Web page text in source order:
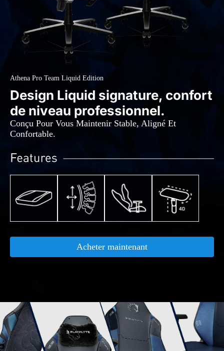
Athena Pro Team Liquid Edition
Design Liquid signature, confort
de niveau professionnel.
Conçu Pour Vous Maintenir Stable, Aligné Et
Confortable.
Acheter maintenant